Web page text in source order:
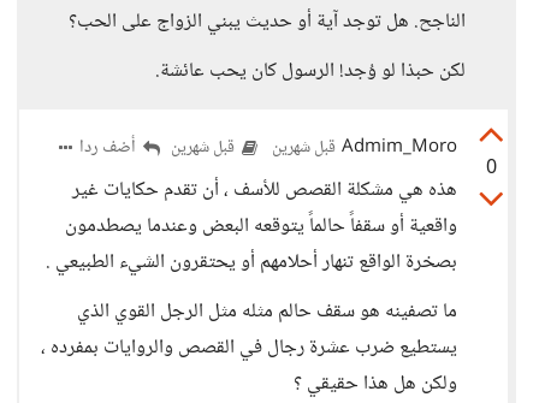
الناجح. هل توجد آية أو حديث يبني الزواج على الحب؟
لكن حبذا لو وُجد! الرسول كان يحب عائشة.
0
Admim_Moro قبل شهرين قبل شهرين أضف ردا
هذه هي مشكلة القصص للأسف ، أن تقدم حكايات غير
واقعية أو سقفاً حالماً يتوقعه البعض وعندما يصطدمون
بصخرة الواقع تنهار أحلامهم أو يحتقرون الشيء الطبيعي .
ما تصفينه هو سقف حالم مثله مثل الرجل القوي الذي
يستطيع ضرب عشرة رجال في القصص والروايات بمفرده ،
ولكن هل هذا حقيقي ؟